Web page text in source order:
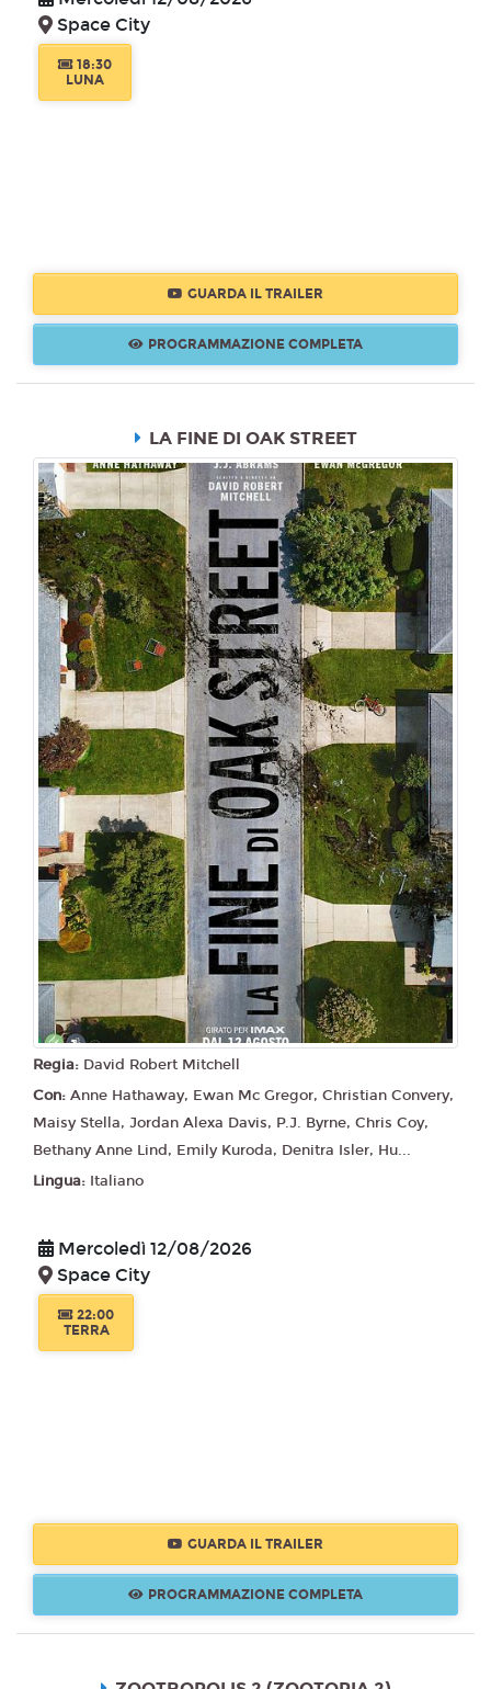
Space City
18:30
LUNA
GUARDA IL TRAILER
PROGRAMMAZIONE COMPLETA
LA FINE DI OAK STREET
Regia: David Robert Mitchell
Con: Anne Hathaway, Ewan Mc Gregor, Christian Convery,
Maisy Stella, Jordan Alexa Davis, P.J. Byrne, Chris Coy,
Bethany Anne Lind, Emily Kuroda, Denitra Isler, Hu...
Lingua: Italiano
Mercoledì 12/08/2026
Space City
22:00
TERRA
GUARDA IL TRAILER
PROGRAMMAZIONE COMPLETA